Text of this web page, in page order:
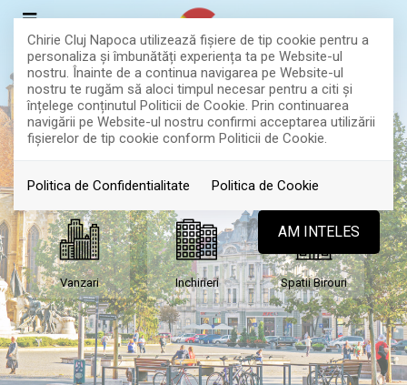
Chirie Cluj Napoca utilizează fişiere de tip cookie pentru a
personaliza și îmbunătăți experiența ta pe Website-ul
nostru. Înainte de a continua navigarea pe Website-ul
nostru te rugăm să aloci timpul necesar pentru a citi și
înțelege conținutul Politicii de Cookie. Prin continuarea
navigării pe Website-ul nostru confirmi acceptarea utilizării
fişierelor de tip cookie conform Politicii de Cookie.
Politica de Confidentialitate Politica de Cookie
AM INTELES
CAUTATI DUPA TIP DE
Vanzari Inchirieri Spatii Birouri